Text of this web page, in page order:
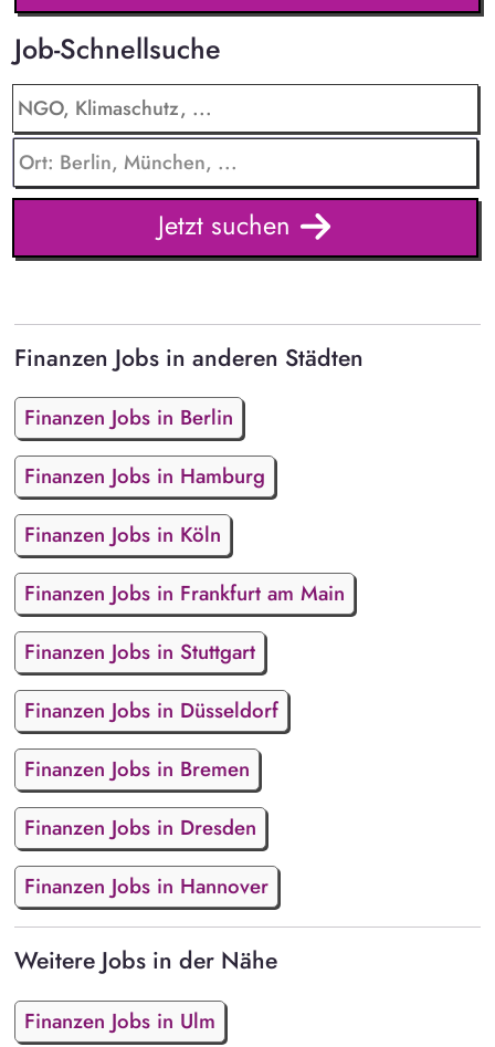
Job-Schnellsuche
Jetzt suchen
Finanzen Jobs in anderen Städten
Finanzen Jobs in Berlin
Finanzen Jobs in Hamburg
Finanzen Jobs in Köln
Finanzen Jobs in Frankfurt am Main
Finanzen Jobs in Stuttgart
Finanzen Jobs in Düsseldorf
Finanzen Jobs in Bremen
Finanzen Jobs in Dresden
Finanzen Jobs in Hannover
Weitere Jobs in der Nähe
Finanzen Jobs in Ulm